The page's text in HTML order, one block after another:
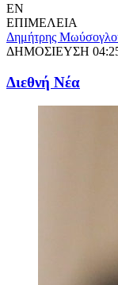
EN
ΕΠΙΜΕΛΕΙΑ
Δημήτρης
ΔΗΜΟΣΙΕΥΣΗ
Διεθνή Νέα